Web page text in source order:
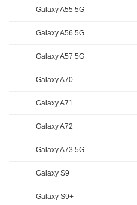
Galaxy A55 5G
Galaxy A56 5G
Galaxy A57 5G
Galaxy A70
Galaxy A71
Galaxy A72
Galaxy A73 5G
Galaxy S9
Galaxy S9+